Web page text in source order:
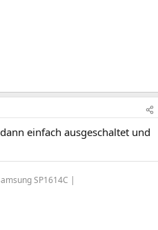
einfach ausgeschaltet und
SP1614C |